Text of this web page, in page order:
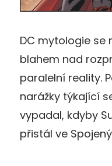
DC mytologie se
blahem nad
paralelní reality.
narážky týkající
vypadal, kdyby
přistál ve